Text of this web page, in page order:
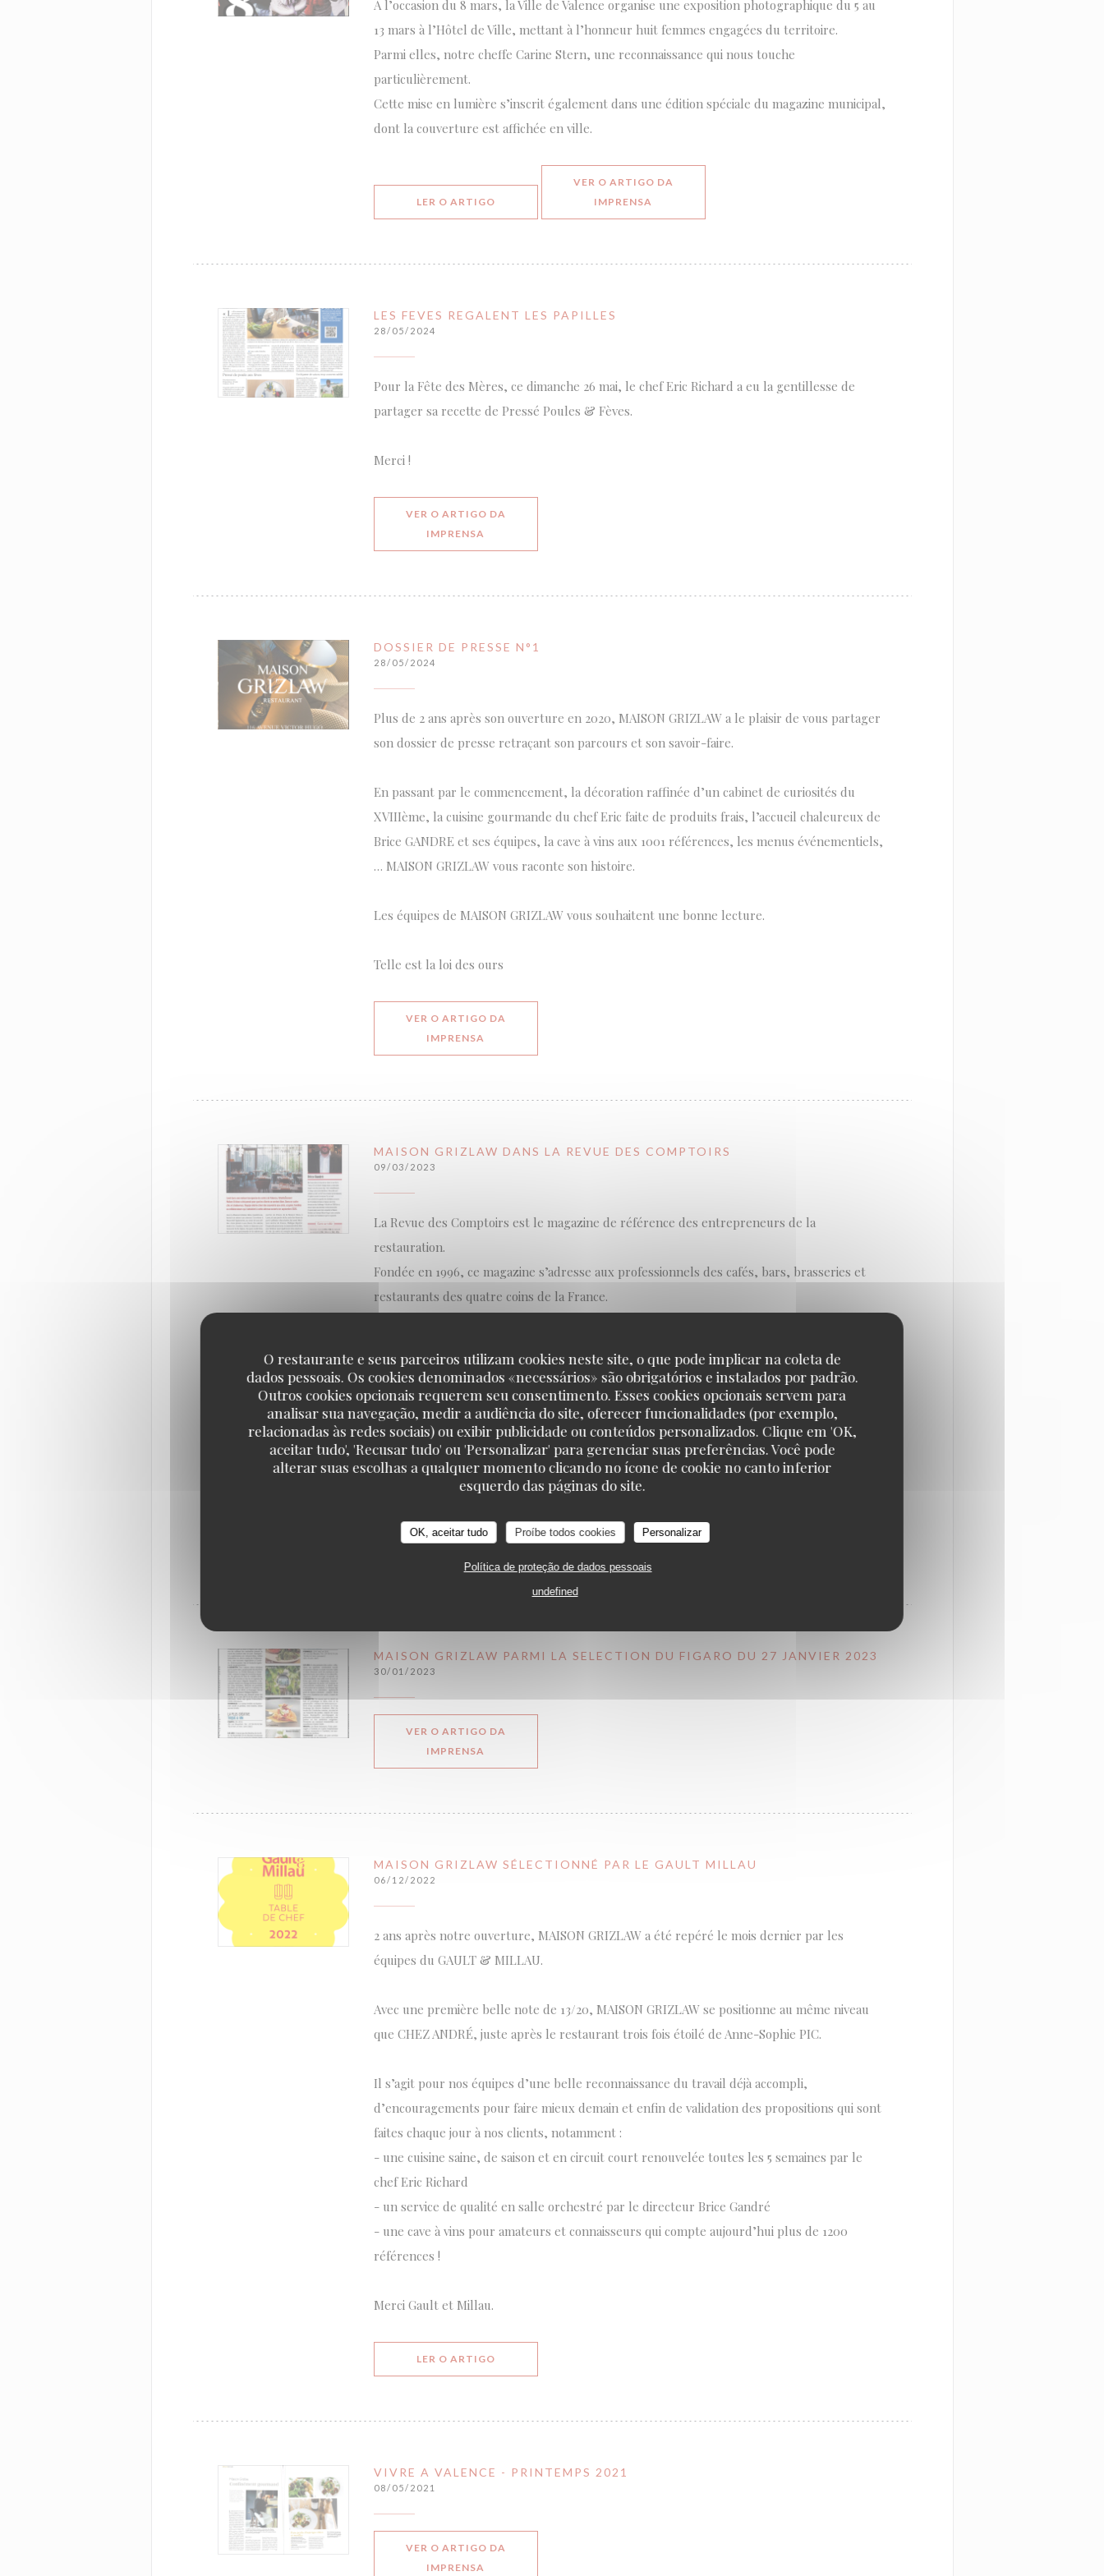
O restaurante e seus parceiros utilizam cookies neste site, o que pode implicar na coleta de
dados pessoais. Os cookies denominados «necessários» são obrigatórios e instalados por padrão.
Outros cookies opcionais requerem seu consentimento. Esses cookies opcionais servem para
analisar sua navegação, medir a audiência do site, oferecer funcionalidades (por exemplo,
relacionadas às redes sociais) ou exibir publicidade ou conteúdos personalizados. Clique em 'OK,
aceitar tudo', 'Recusar tudo' ou 'Personalizar' para gerenciar suas preferências. Você pode
alterar suas escolhas a qualquer momento clicando no ícone de cookie no canto inferior
esquerdo das páginas do site.
OK, aceitar tudo Proíbe todos cookies Personalizar
Política de proteção de dados pessoais
undefined
À l’occasion du 8 mars, la Ville de Valence organise une exposition photographique du 5 au
13 mars à l’Hôtel de Ville, mettant à l’honneur huit femmes engagées du territoire.
Parmi elles, notre cheffe Carine Stern, une reconnaissance qui nous touche
particulièrement.
Cette mise en lumière s’inscrit également dans une édition spéciale du magazine municipal,
dont la couverture est affichée en ville.
LER O ARTIGO((ABRE NUMA NOVA JANELA))
VER O ARTIGO DA
IMPRENSA
LES FEVES REGALENT LES PAPILLES
28/05/2024
Pour la Fête des Mères, ce dimanche 26 mai, le chef Eric Richard a eu la gentillesse de
partager sa recette de Pressé Poules & Fèves.
Merci !
VER O ARTIGO DA
IMPRENSA
DOSSIER DE PRESSE N°1
28/05/2024
Plus de 2 ans après son ouverture en 2020, MAISON GRIZLAW a le plaisir de vous partager
son dossier de presse retraçant son parcours et son savoir-faire.
En passant par le commencement, la décoration raffinée d’un cabinet de curiosités du
XVIIIème, la cuisine gourmande du chef Eric faite de produits frais, l’accueil chaleureux de
Brice GANDRE et ses équipes, la cave à vins aux 1001 références, les menus événementiels,
… MAISON GRIZLAW vous raconte son histoire.
Les équipes de MAISON GRIZLAW vous souhaitent une bonne lecture.
Telle est la loi des ours
VER O ARTIGO DA
IMPRENSA
MAISON GRIZLAW DANS LA REVUE DES COMPTOIRS
09/03/2023
La Revue des Comptoirs est le magazine de référence des entrepreneurs de la
restauration.
Fondée en 1996, ce magazine s’adresse aux professionnels des cafés, bars, brasseries et
restaurants des quatre coins de la France.
développement de leur business, des éclairages sur la gestion d’un établissement, les
produits, l’animation, des décryptages des nouvelles tendances, des évolutions du marché,
de l’offre des fournisseurs…
Dans ce numéro, la Revue des Comptoirs a choisi de mettre en avant MAISON GRIZLAW...
VER O ARTIGO DA
IMPRENSA((ABRE NUMA NOVA JANELA))
MAISON GRIZLAW PARMI LA SELECTION DU FIGARO DU 27 JANVIER 2023
30/01/2023
VER O ARTIGO DA
IMPRENSA
MAISON GRIZLAW SÉLECTIONNÉ PAR LE GAULT MILLAU
06/12/2022
2 ans après notre ouverture, MAISON GRIZLAW a été repéré le mois dernier par les
équipes du GAULT & MILLAU.
Avec une première belle note de 13/20, MAISON GRIZLAW se positionne au même niveau
que CHEZ ANDRÉ, juste après le restaurant trois fois étoilé de Anne-Sophie PIC.
Il s’agit pour nos équipes d’une belle reconnaissance du travail déjà accompli,
d’encouragements pour faire mieux demain et enfin de validation des propositions qui sont
faites chaque jour à nos clients, notamment :
- une cuisine saine, de saison et en circuit court renouvelée toutes les 5 semaines par le
chef Eric Richard
- un service de qualité en salle orchestré par le directeur Brice Gandré
- une cave à vins pour amateurs et connaisseurs qui compte aujourd’hui plus de 1200
références !
Merci Gault et Millau.
LER O ARTIGO((ABRE NUMA NOVA JANELA))
VIVRE A VALENCE - PRINTEMPS 2021
08/05/2021
VER O ARTIGO DA
IMPRENSA